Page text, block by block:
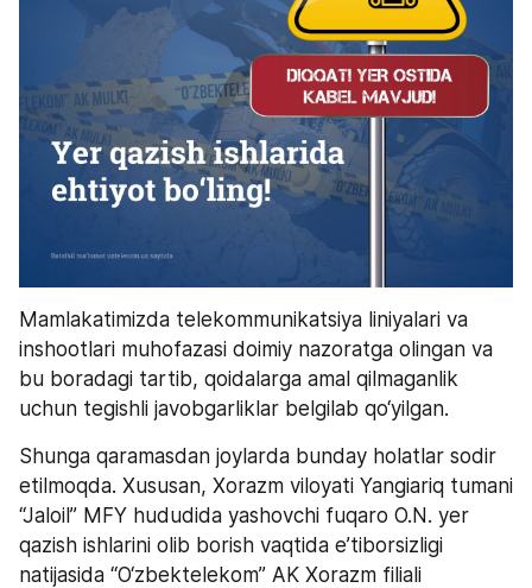
Mamlakatimizda telekommunikatsiya liniyalari va
inshootlari muhofazasi doimiy nazoratga olingan va
bu boradagi tartib, qoidalarga amal qilmaganlik
uchun tegishli javobgarliklar belgilab qo‘yilgan.
Shunga qaramasdan joylarda bunday holatlar sodir
etilmoqda. Xususan, Xorazm viloyati Yangiariq tumani
“Jaloil” MFY hududida yashovchi fuqaro O.N. yer
qazish ishlarini olib borish vaqtida e’tiborsizligi
natijasida “O‘zbektelekom” AK Xorazm filiali